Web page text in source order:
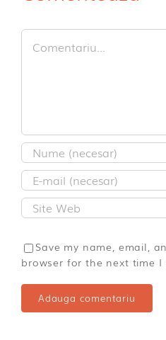
Comment
Save my name, email,
browser for the next time I